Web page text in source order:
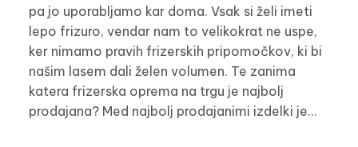
pa jo uporabljamo kar doma. Vsak si želi imeti
lepo frizuro, vendar nam to velikokrat ne uspe,
ker nimamo pravih frizerskih pripomočkov, ki bi
našim lasem dali želen volumen. Te zanima
katera frizerska oprema na trgu je najbolj
prodajana? Med najbolj prodajanimi izdelki je…